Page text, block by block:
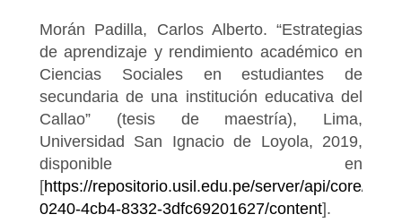
Morán Padilla, Carlos Alberto. “Estrategias
de aprendizaje y rendimiento académico en
Ciencias Sociales en estudiantes de
secundaria de una institución educativa del
Callao” (tesis de maestría), Lima,
Universidad San Ignacio de Loyola, 2019,
disponible en
[https://repositorio.usil.edu.pe/server/api/core/
0240-4cb4-8332-3dfc69201627/content].